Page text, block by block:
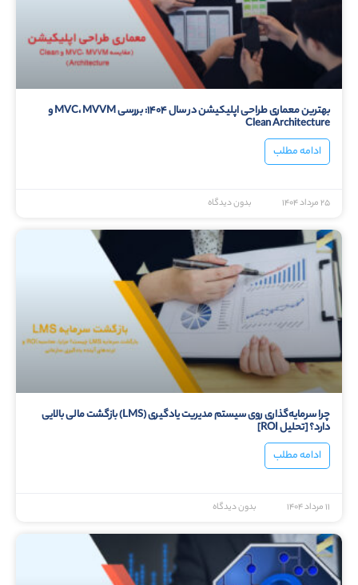
بهترین معماری طراحی اپلیکیشن در سال ۱۴۰۴: بررسی MVC، MVVM و
Clean Architecture
ادامه مطلب
۲۵ مرداد ۱۴۰۴ بدون دیدگاه
چرا سرمایه‌گذاری روی سیستم مدیریت یادگیری (LMS) بازگشت مالی بالایی
دارد؟ [تحلیل ROI]
ادامه مطلب
۱۱ مرداد ۱۴۰۴ بدون دیدگاه